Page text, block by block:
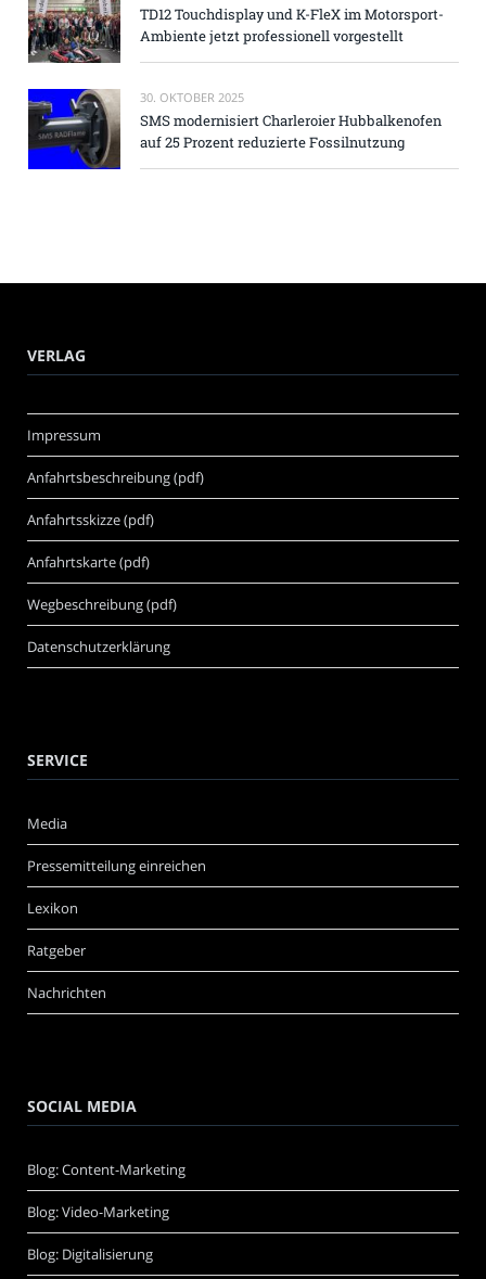
TD12 Touchdisplay und K-FleX im Motorsport-
Ambiente jetzt professionell vorgestellt
30. OKTOBER 2025
SMS modernisiert Charleroier Hubbalkenofen
auf 25 Prozent reduzierte Fossilnutzung
VERLAG
Impressum
Anfahrtsbeschreibung (pdf)
Anfahrtsskizze (pdf)
Anfahrtskarte (pdf)
Wegbeschreibung (pdf)
Datenschutzerklärung
SERVICE
Media
Pressemitteilung einreichen
Lexikon
Ratgeber
Nachrichten
SOCIAL MEDIA
Blog: Content-Marketing
Blog: Video-Marketing
Blog: Digitalisierung